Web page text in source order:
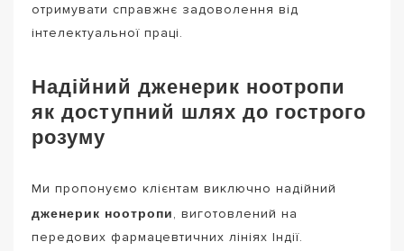
отримувати справжнє задоволення від
інтелектуальної праці.
Надійний дженерик ноотропи
як доступний шлях до гострого
розуму
Ми пропонуємо клієнтам виключно надійний
дженерик ноотропи, виготовлений на
передових фармацевтичних лініях Індії.